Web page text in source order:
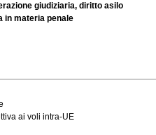
giudiziaria, diritto asilo
in materia penale
ai voli intra-UE